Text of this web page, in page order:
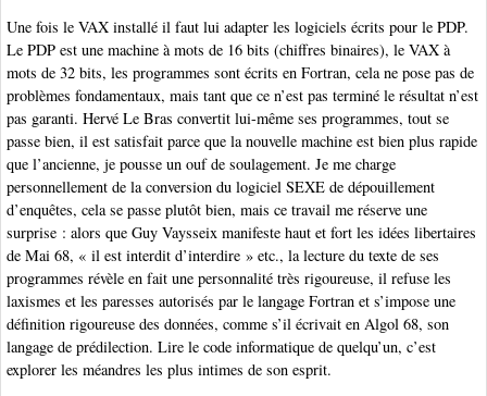
Une fois le VAX installé il faut lui adapter les logiciels écrits pour le PDP.
Le PDP est une machine à mots de 16 bits (chiffres binaires), le VAX à
mots de 32 bits, les programmes sont écrits en Fortran, cela ne pose pas de
problèmes fondamentaux, mais tant que ce n’est pas terminé le résultat n’est
pas garanti. Hervé Le Bras convertit lui-même ses programmes, tout se
passe bien, il est satisfait parce que la nouvelle machine est bien plus rapide
que l’ancienne, je pousse un ouf de soulagement. Je me charge
personnellement de la conversion du logiciel SEXE de dépouillement
d’enquêtes, cela se passe plutôt bien, mais ce travail me réserve une
surprise : alors que Guy Vaysseix manifeste haut et fort les idées libertaires
de Mai 68, « il est interdit d’interdire » etc., la lecture du texte de ses
programmes révèle en fait une personnalité très rigoureuse, il refuse les
laxismes et les paresses autorisés par le langage Fortran et s’impose une
définition rigoureuse des données, comme s’il écrivait en Algol 68, son
langage de prédilection. Lire le code informatique de quelqu’un, c’est
explorer les méandres les plus intimes de son esprit.